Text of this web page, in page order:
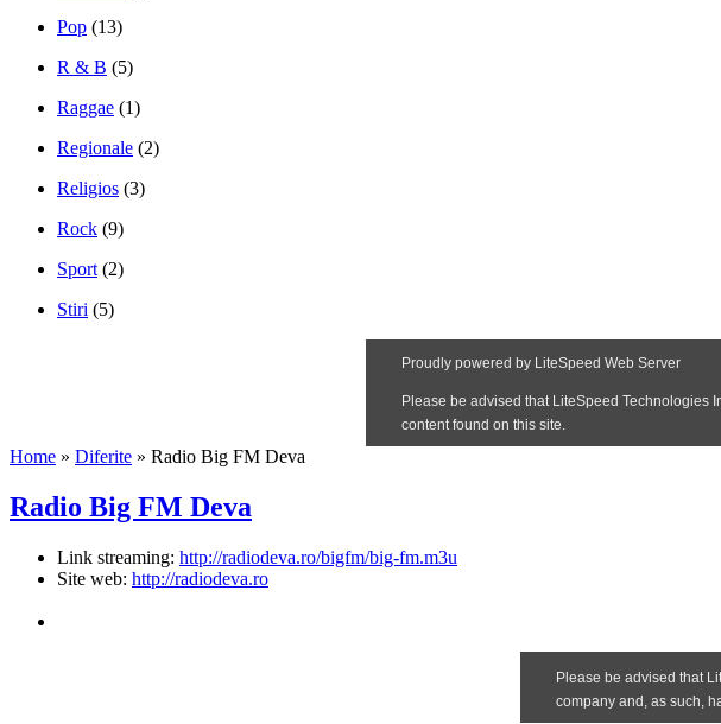
Pop (13)
R & B (5)
Raggae (1)
Regionale (2)
Religios (3)
Rock (9)
Sport (2)
Stiri (5)
Home » Diferite » Radio Big FM Deva
Radio Big FM Deva
Link streaming: http://radiodeva.ro/bigfm/big-fm.m3u
Site web: http://radiodeva.ro